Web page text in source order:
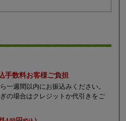
手数料お客様ご負担
一週間以内にお振込みください。
の場合はクレジットか代引きをご